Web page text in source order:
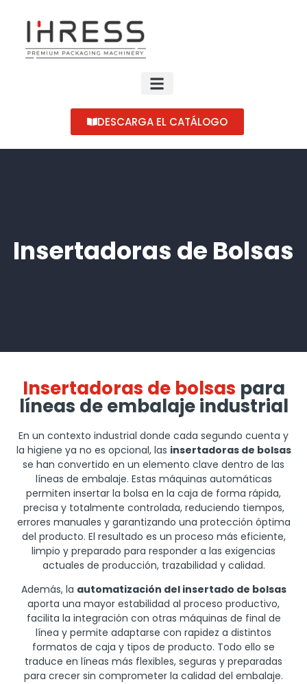
DESCARGA EL CATÁLOGO
Insertadoras de Bolsas
Insertadoras de bolsas para
líneas de embalaje industrial
En un contexto industrial donde cada segundo cuenta y
la higiene ya no es opcional, las insertadoras de bolsas
se han convertido en un elemento clave dentro de las
líneas de embalaje. Estas máquinas automáticas
permiten insertar la bolsa en la caja de forma rápida,
precisa y totalmente controlada, reduciendo tiempos,
errores manuales y garantizando una protección óptima
del producto. El resultado es un proceso más eficiente,
limpio y preparado para responder a las exigencias
actuales de producción, trazabilidad y calidad.
Además, la automatización del insertado de bolsas
aporta una mayor estabilidad al proceso productivo,
facilita la integración con otras máquinas de final de
línea y permite adaptarse con rapidez a distintos
formatos de caja y tipos de producto. Todo ello se
traduce en líneas más flexibles, seguras y preparadas
para crecer sin comprometer la calidad del embalaje.